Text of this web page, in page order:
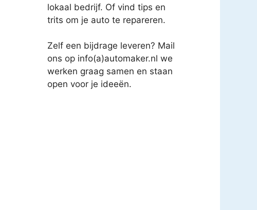
lokaal bedrijf. Of vind tips en
trits om je auto te repareren.
Zelf een bijdrage leveren? Mail
ons op info(a)automaker.nl we
werken graag samen en staan
open voor je ideeën.